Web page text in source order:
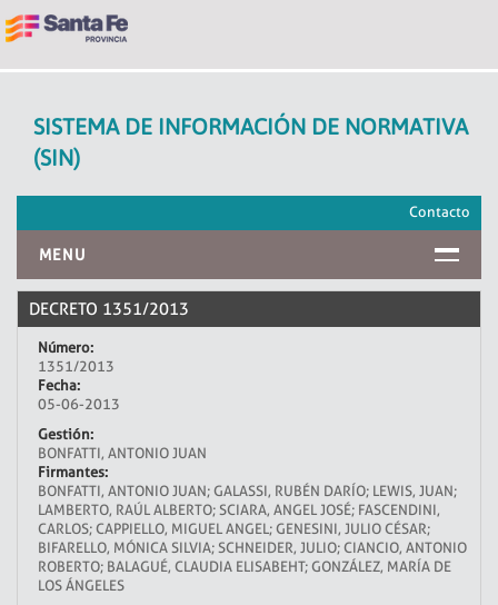
SISTEMA DE INFORMACIÓN DE NORMATIVA
(SIN)
Contacto
MENU
INICIO
DECRETO 1351/2013
Número:
1351/2013
Fecha:
05-06-2013
Gestión:
BONFATTI, ANTONIO JUAN
Firmantes:
BONFATTI, ANTONIO JUAN; GALASSI, RUBÉN DARÍO; LEWIS, JUAN;
LAMBERTO, RAÚL ALBERTO; SCIARA, ANGEL JOSÉ; FASCENDINI,
CARLOS; CAPPIELLO, MIGUEL ANGEL; GENESINI, JULIO CÉSAR;
BIFARELLO, MÓNICA SILVIA; SCHNEIDER, JULIO; CIANCIO, ANTONIO
ROBERTO; BALAGUÉ, CLAUDIA ELISABEHT; GONZÁLEZ, MARÍA DE
LOS ÁNGELES